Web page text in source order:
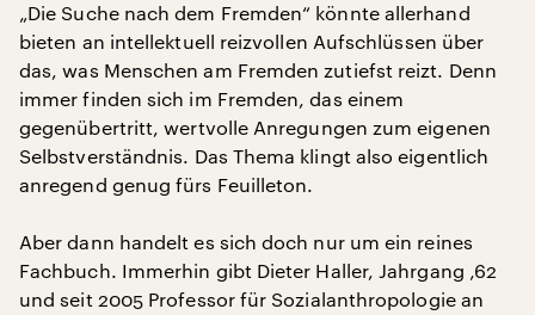
„Die Suche nach dem Fremden“ könnte allerhand
bieten an intellektuell reizvollen Aufschlüssen über
das, was Menschen am Fremden zutiefst reizt. Denn
immer finden sich im Fremden, das einem
gegenübertritt, wertvolle Anregungen zum eigenen
Selbstverständnis. Das Thema klingt also eigentlich
anregend genug fürs Feuilleton.
Aber dann handelt es sich doch nur um ein reines
Fachbuch. Immerhin gibt Dieter Haller, Jahrgang ‚62
und seit 2005 Professor für Sozialanthropologie an